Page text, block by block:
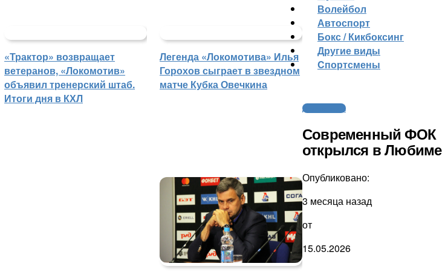
«Трактор» возвращает
ветеранов, «Локомотив»
объявил тренерский штаб.
Итоги дня в КХЛ
Легенда «Локомотива» Илья
Горохов сыграет в звездном
матче Кубка Овечкина
Волейбол
Автоспорт
Бокс / Кикбоксинг
Другие виды
Cпортсмены
Другие виды
Современный ФОК
открылся в Любиме
Опубликовано:
3 месяца назад
от
15.05.2026